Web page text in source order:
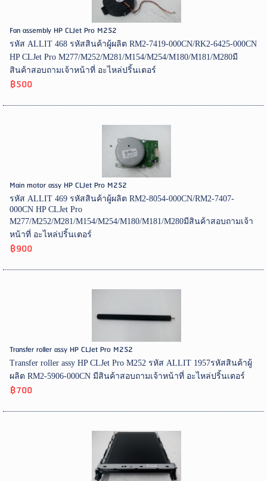
Fan assembly HP CLJet Pro M252
รหัส ALLIT 468 รหัสสินค้าผู้ผลิต RM2-7419-000CN/RK2-6425-000CN
HP CLJet Pro M277/M252/M281/M154/M254/M180/M181/M280มี
สินค้าสอบถามเจ้าหน้าที่ อะไหล่ปริ้นเตอร์
฿500
Main motor assy HP CLJet Pro M252
รหัส ALLIT 469 รหัสสินค้าผู้ผลิต RM2-8054-000CN/RM2-7407-
000CN HP CLJet Pro
M277/M252/M281/M154/M254/M180/M181/M280มีสินค้าสอบถามเจ้า
หน้าที่ อะไหล่ปริ้นเตอร์
฿900
Transfer roller assy HP CLJet Pro M252
Transfer roller assy HP CLJet Pro M252 รหัส ALLIT 1957รหัสสินค้าผู้
ผลิต RM2-5906-000CN มีสินค้าสอบถามเจ้าหน้าที่ อะไหล่ปริ้นเตอร์
฿700